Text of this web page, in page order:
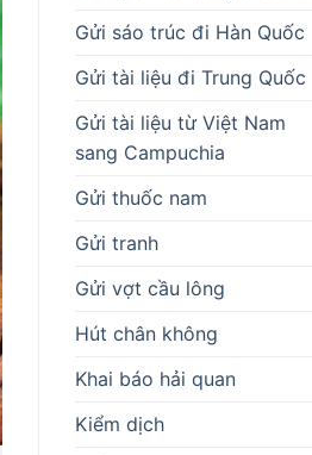
Gửi sáo trúc đi Hàn Quốc
Gửi tài liệu đi Trung Quốc
Gửi tài liệu từ Việt Nam
sang Campuchia
Gửi thuốc nam
Gửi tranh
Gửi vợt cầu lông
Hút chân không
Khai báo hải quan
Kiểm dịch